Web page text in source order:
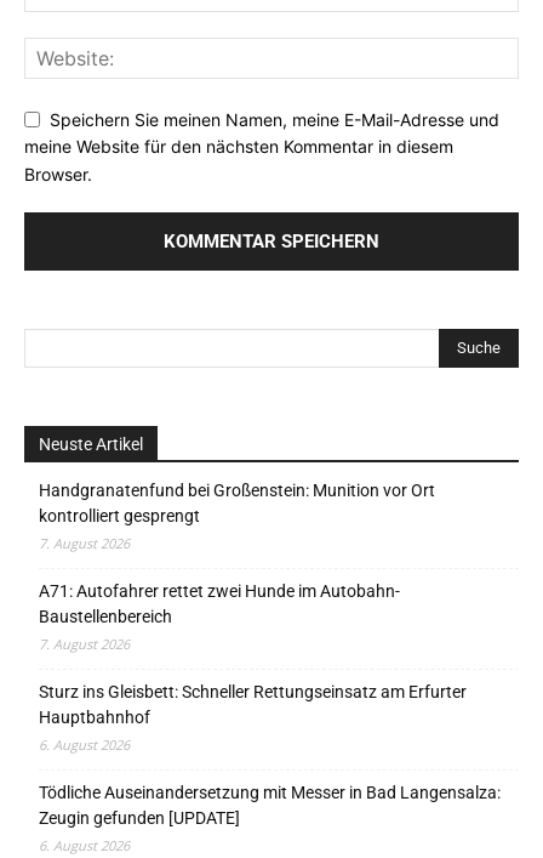
Speichern Sie meinen Namen, meine E-Mail-Adresse und
meine Website für den nächsten Kommentar in diesem
Browser.
Neuste Artikel
Handgranatenfund bei Großenstein: Munition vor Ort
kontrolliert gesprengt
7. August 2026
A71: Autofahrer rettet zwei Hunde im Autobahn-
Baustellenbereich
7. August 2026
Sturz ins Gleisbett: Schneller Rettungseinsatz am Erfurter
Hauptbahnhof
6. August 2026
Tödliche Auseinandersetzung mit Messer in Bad Langensalza:
Zeugin gefunden [UPDATE]
6. August 2026